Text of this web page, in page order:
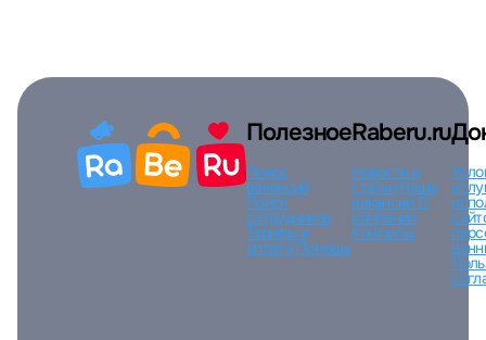
Вход по коду Забыли
Полезное
Поиск
вакансий
Поиск
сотрудников
Тарифы и
оплата Помощь
Raberu.ru
Новости и
статьи Наши
вакансииО
компании
Контакты